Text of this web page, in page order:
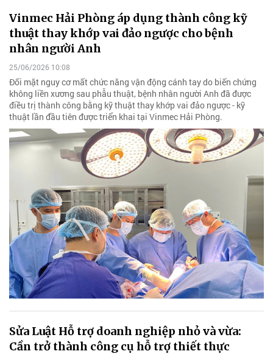
Vinmec Hải Phòng áp dụng thành công kỹ
thuật thay khớp vai đảo ngược cho bệnh
nhân người Anh
25/06/2026 10:08
Đối mặt nguy cơ mất chức năng vận động cánh tay do biến chứng
không liền xương sau phẫu thuật, bệnh nhân người Anh đã được
điều trị thành công bằng kỹ thuật thay khớp vai đảo ngược - kỹ
thuật lần đầu tiên được triển khai tại Vinmec Hải Phòng.
Sửa Luật Hỗ trợ doanh nghiệp nhỏ và vừa:
Cần trở thành công cụ hỗ trợ thiết thực